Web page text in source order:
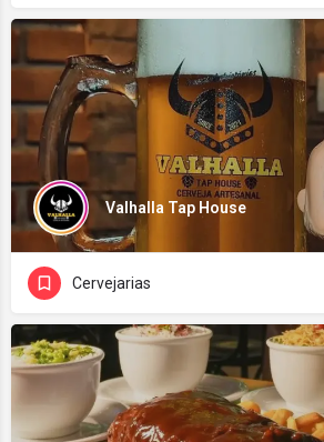
Valhalla Tap House
Cervejarias